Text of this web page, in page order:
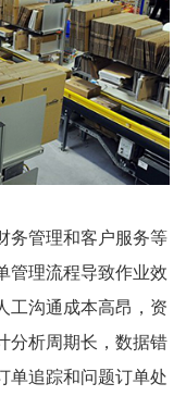
务管理和客户服务等
管理流程导致作业效
工沟通成本高昂，资
分析周期长，数据错
单追踪和问题订单处